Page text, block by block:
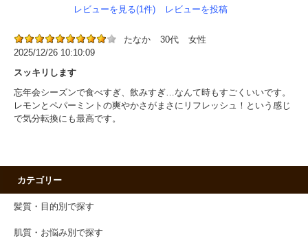
レビューを見る(1件) レビューを投稿
たなか 30代
女性
2025/12/26 10:10:09
スッキリします
忘年会シーズンで食べすぎ、飲みすぎ…なんて時もすごくいいです。
レモンとペパーミントの爽やかさがまさにリフレッシュ！という感じ
で気分転換にも最高です。
カテゴリー
髪質・目的別で探す
肌質・お悩み別で探す